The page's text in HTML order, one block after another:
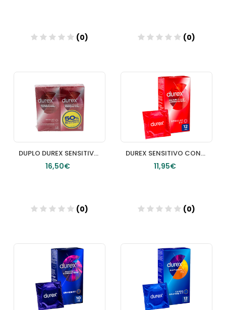
(0) (0)
Añadir
DUPLO DUREX SENSITIVO TOTAL 24 UDS
16,50€
(0)
Añadir
DUREX SENSITIVO CONTACTO TOTAL PRESERVATIVOS 12 UNIDADES
11,95€
(0)
Añadir